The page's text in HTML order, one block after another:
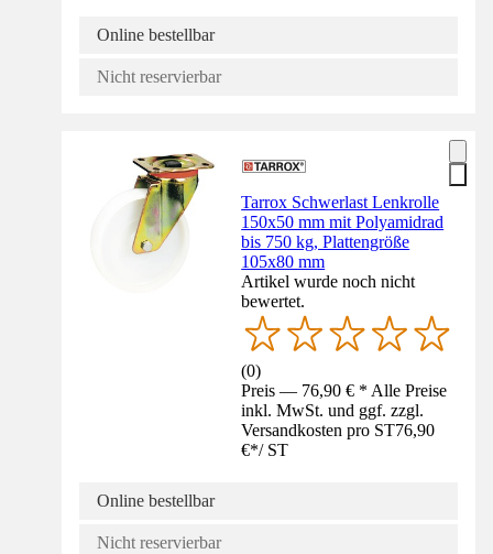
Online bestellbar
Nicht reservierbar
Tarrox Schwerlast Lenkrolle
150x50 mm mit Polyamidrad
bis 750 kg, Plattengröße
105x80 mm
Artikel wurde noch nicht
bewertet.
(0)
Preis — 76,90 € * Alle Preise
inkl. MwSt. und ggf. zzgl.
Versandkosten pro ST76,90
€*/ ST
Online bestellbar
Nicht reservierbar